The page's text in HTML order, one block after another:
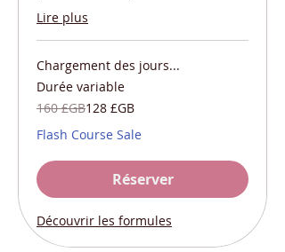
Lire plus
Chargement des jours...
Durée variable
160
livres
160 £GB128 £GB
Flash Course Sale
Réserver
Découvrir les formules